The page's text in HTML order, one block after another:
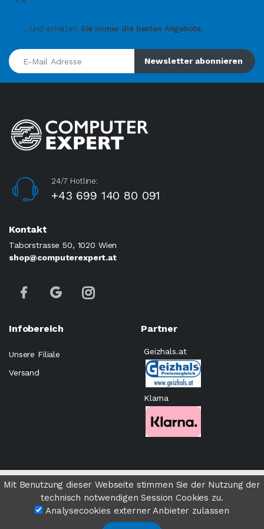
Mit Benutzung dieser Webseite stimmen Sie der Nutzung der
technisch notwendigen Session Cookies zu.
Analysecookies externer Anbieter zulassen
...und erhalten Sie immer die besten Angebote.
E-Mail Adresse
Newsletter abonnieren
24/7 Hotline:
+43 699 140 80 091
Kontakt
Taborstrasse 50, 1020 Wien
shop@computerexpert.at
Infobereich
Unsere Filiale
Versand
Partner
Geizhals.at
Klarna
©Computer Expert Wien- All rights Reserved.
Impressum AGB Cookies Datenschutz